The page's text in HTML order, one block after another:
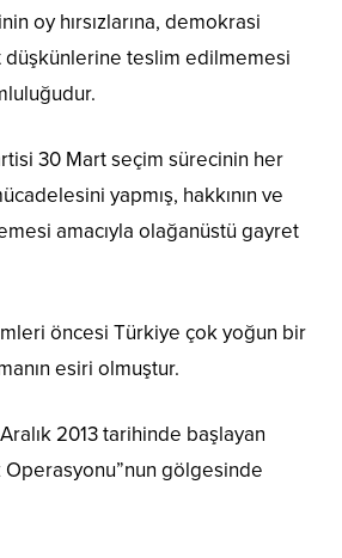
oy hırsızlarına, demokrasi
düşkünlerine teslim edilmemesi
30 Mart seçim sürecinin her
yapmış, hakkının ve
amacıyla olağanüstü gayret
öncesi Türkiye çok yoğun bir
esiri olmuştur.
2013 tarihinde başlayan
Operasyonu”nun gölgesinde